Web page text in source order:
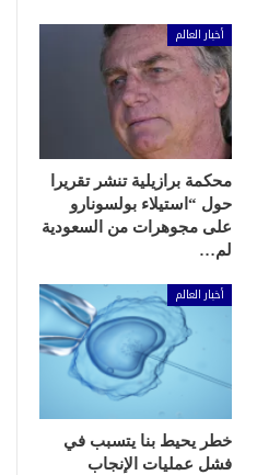
أخبار العالم
محكمة برازيلية تنشر تقريرا
حول “استيلاء بولسونارو
على مجوهرات من السعودية
لم…
أخبار العالم
خطر يحيط بنا يتسبب في
فشل عمليات الإنجاب